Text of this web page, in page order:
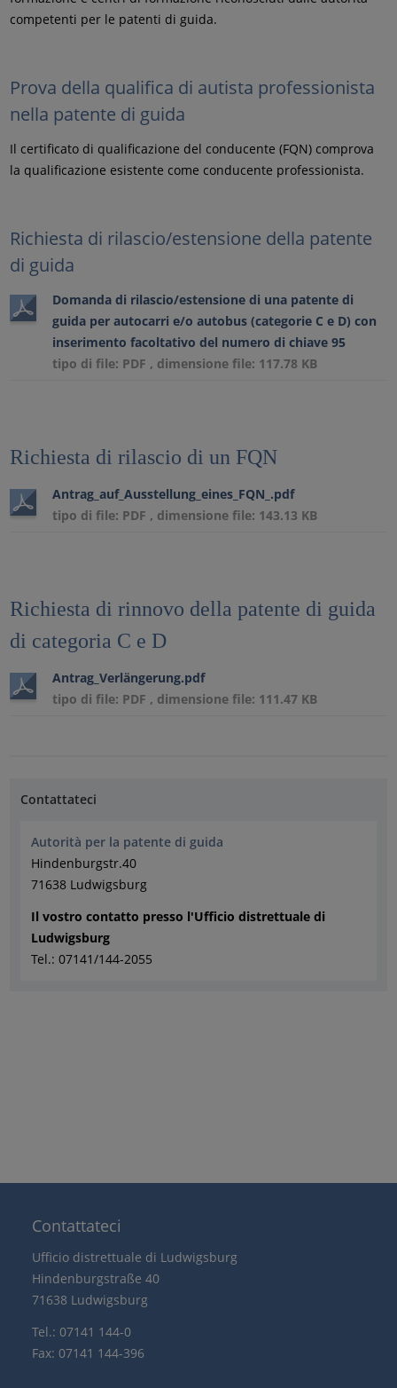
competenti per le patenti di guida.
Prova della qualifica di autista professionista
nella patente di guida
Il certificato di qualificazione del conducente (FQN) comprova
la qualificazione esistente come conducente professionista.
Richiesta di rilascio/estensione della patente
di guida
Domanda di rilascio/estensione di una patente di
guida per autocarri e/o autobus (categorie C e D) con
inserimento facoltativo del numero di chiave 95
tipo di file: PDF , dimensione file: 117.78 KB
Richiesta di rilascio di un FQN
Antrag_auf_Ausstellung_eines_FQN_.pdf
tipo di file: PDF , dimensione file: 143.13 KB
Richiesta di rinnovo della patente di guida
di categoria C e D
Antrag_Verlängerung.pdf
tipo di file: PDF , dimensione file: 111.47 KB
Contattateci
Autorità per la patente di guida
Hindenburgstr.40
71638 Ludwigsburg
Il vostro contatto presso l'Ufficio distrettuale di
Ludwigsburg
Tel.: 07141/144-2055
Contattateci
Ufficio distrettuale di Ludwigsburg
Hindenburgstraße 40
71638 Ludwigsburg
Tel.: 07141 144-0
Fax: 07141 144-396